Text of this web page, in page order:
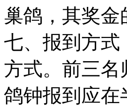
巢鸽，其奖金
七、报到方式
方式。前三名
鸽钟报到应在